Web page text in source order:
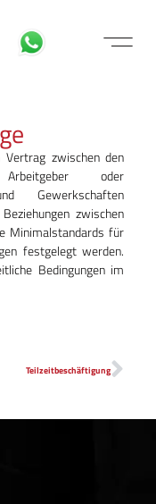
zwischen den
Arbeitgeber oder
Gewerkschaften
zwischen
Minimalstandards für
festgelegt werden.
Bedingungen im
Teilzeitbeschäftigung